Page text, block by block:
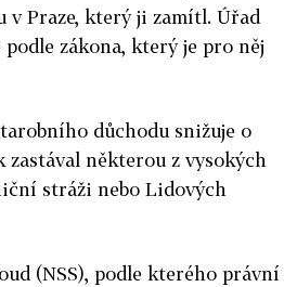
v Praze, který ji zamítl. Úřad
zákona, který je pro něj
důchodu snižuje o
některou z vysokých
stráži nebo Lidových
(NSS), podle kterého právní